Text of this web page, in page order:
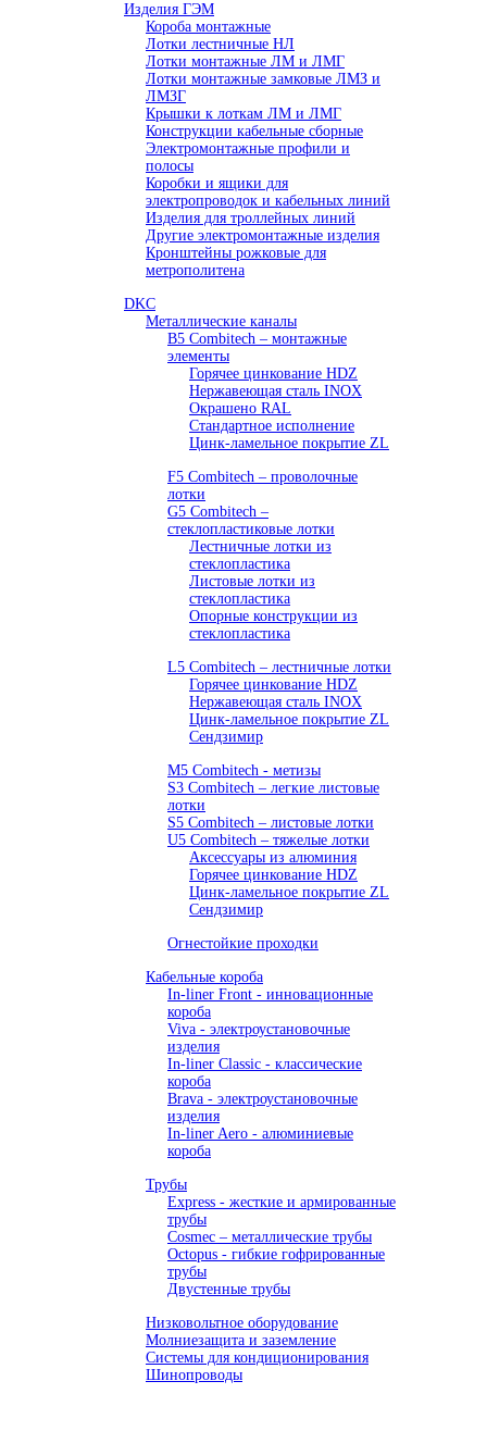
Изделия ГЭМ
Короба монтажные
Лотки лестничные НЛ
Лотки монтажные ЛМ и ЛМГ
Лотки монтажные замковые ЛМЗ и
ЛМЗГ
Крышки к лоткам ЛМ и ЛМГ
Конструкции кабельные сборные
Электромонтажные профили и
полосы
Коробки и ящики для
электропроводок и кабельных линий
Изделия для троллейных линий
Другие электромонтажные изделия
Кронштейны рожковые для
метрополитена
DKC
Металлические каналы
B5 Combitech – монтажные
элементы
Горячее цинкование HDZ
Нержавеющая сталь INOX
Окрашено RAL
Стандартное исполнение
Цинк-ламельное покрытие ZL
F5 Combitech – проволочные
лотки
G5 Combitech –
стеклопластиковые лотки
Лестничные лотки из
стеклопластика
Листовые лотки из
стеклопластика
Опорные конструкции из
стеклопластика
L5 Combitech – лестничные лотки
Горячее цинкование HDZ
Нержавеющая сталь INOX
Цинк-ламельное покрытие ZL
Сендзимир
M5 Combitech - метизы
S3 Combitech – легкие листовые
лотки
S5 Combitech – листовые лотки
U5 Combitech – тяжелые лотки
Аксессуары из алюминия
Горячее цинкование HDZ
Цинк-ламельное покрытие ZL
Сендзимир
Огнестойкие проходки
Кабельные короба
In-liner Front - инновационные
короба
Viva - электроустановочные
изделия
In-liner Classic - классические
короба
Brava - электроустановочные
изделия
In-liner Aero - алюминиевые
короба
Трубы
Express - жесткие и армированные
трубы
Cosmec – металлические трубы
Octopus - гибкие гофрированные
трубы
Двустенные трубы
Низковольтное оборудование
Молниезащита и заземление
Системы для кондиционирования
Шинопроводы